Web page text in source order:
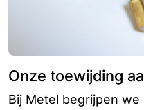
Onze toewijding
Bij Metel begrijpen